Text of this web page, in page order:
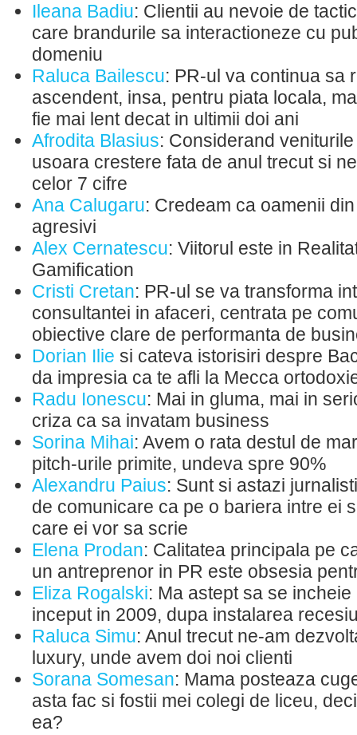
Ileana Badiu: Clientii au nevoie de
care brandurile sa interactioneze cu
domeniu
Raluca Bailescu: PR-ul va continua sa
ascendent, insa, pentru piata locala,
fie mai lent decat in ultimii doi ani
Afrodita Blasius: Considerand
usoara crestere fata de anul trecut si
celor 7 cifre
Ana Calugaru: Credeam ca oamenii
agresivi
Alex Cernatescu: Viitorul este in
Gamification
Cristi Cretan: PR-ul se va transforma
consultantei in afaceri, centrata pe
obiective clare de performanta de
Dorian Ilie si cateva istorisiri despre
da impresia ca te afli la Mecca
Radu Ionescu: Mai in gluma, mai in
criza ca sa invatam business
Sorina Mihai: Avem o rata destul de
pitch-urile primite, undeva spre 90%
Alexandru Paius: Sunt si astazi
de comunicare ca pe o bariera intre ei
care ei vor sa scrie
Elena Prodan: Calitatea principala pe
un antreprenor in PR este obsesia
Eliza Rogalski: Ma astept sa se
inceput in 2009, dupa instalarea
Raluca Simu: Anul trecut ne-am
luxury, unde avem doi noi clienti
Sorana Somesan: Mama posteaza
asta fac si fostii mei colegi de liceu,
ea?